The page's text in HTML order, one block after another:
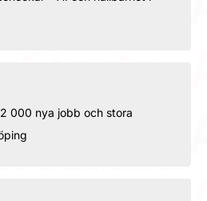
000 nya jobb och stora